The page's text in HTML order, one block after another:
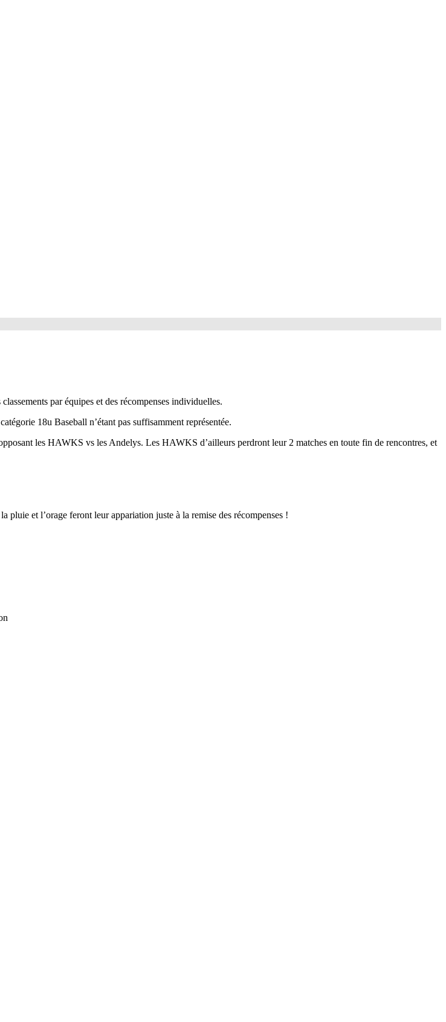
par équipes et des récompenses individuelles.
18u Baseball n’étant pas suffisamment représentée.
les HAWKS vs les Andelys. Les HAWKS d’ailleurs perdront leur 2 matches en toute fin de rencontres, et
et l’orage feront leur appariation juste à la remise des récompenses !